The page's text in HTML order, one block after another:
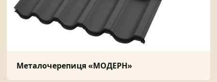
Металочерепиця «МОДЕРН»